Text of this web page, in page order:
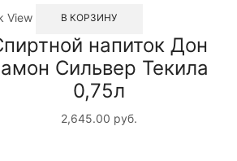
View В КОРЗИНУ
напиток Дон
Сильвер Текила
0,75л
2,645.00 руб.